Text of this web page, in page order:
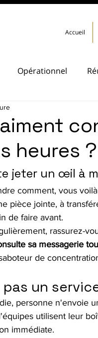
Accueil
Opérationnel
heures
jeter un œil à
comment, vous
pièce jointe, à
de faire avant.
rassurez-
sa messagerie
de
un
personne n'envoie
utilisent leur
immédiate.